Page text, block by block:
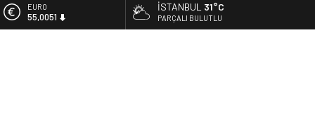
Tarihçi Yusuf Halaçoğlu’ndan TBMM’ye Sunulan Yasa Teklifine
Sert Eleştiri: “Osmanlı’nın Hukuk Anlayışının Gerisine
ALTIN
6.584,66
İSTANBUL 31°C
PARÇALI BULUTLU